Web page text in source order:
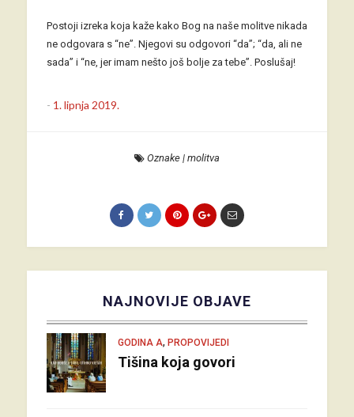
Postoji izreka koja kaže kako Bog na naše molitve nikada
ne odgovara s “ne”. Njegovi su odgovori “da”; “da, ali ne
sada” i “ne, jer imam nešto još bolje za tebe”. Poslušaj!
- 1. lipnja 2019.
Oznake| molitva
NAJNOVIJE OBJAVE
GODINA A, PROPOVIJEDI
Tišina koja govori